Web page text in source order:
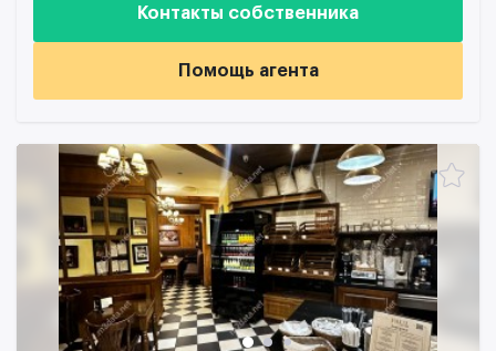
Контакты собственника
Помощь агента